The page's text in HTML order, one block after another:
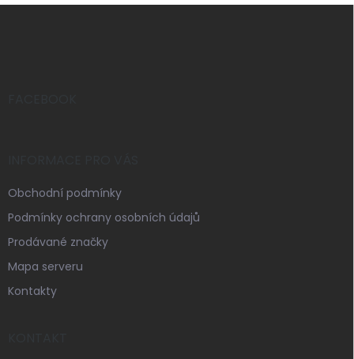
Z
Obchodní podmínky
Podmínky ochrany osobních údajů
Prodávané značky
Mapa serveru
Kontakty